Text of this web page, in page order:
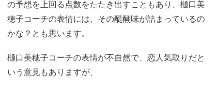
の予想を上回る点数をたたき出すこともあり、樋口美
穂子コーチの表情には、その醍醐味が詰まっているの
かな？とも思います。
樋口美穂子コーチの表情が不自然で、恋人気取りだと
いう意見もありますが、